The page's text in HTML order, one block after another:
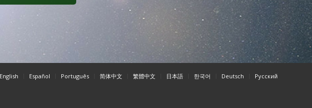
English Español Português 简体中文 繁體中文 日本語 한국어 Deutsch Pусский